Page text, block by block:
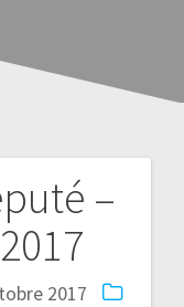
–
2017